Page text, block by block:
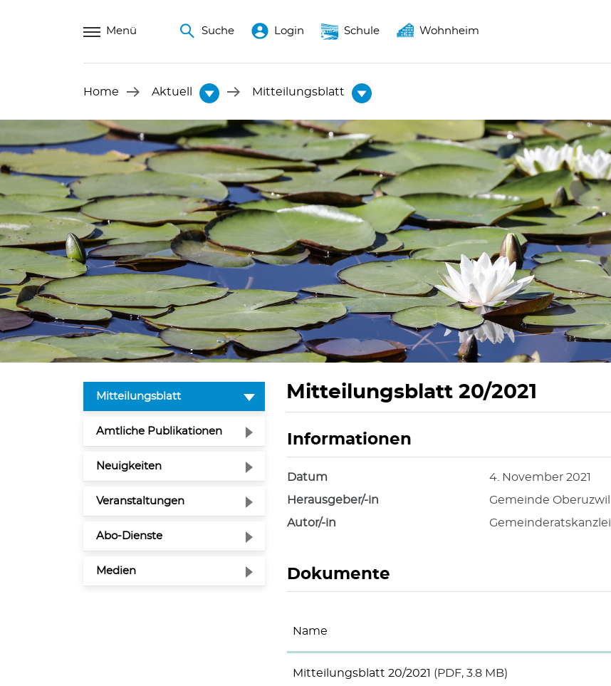
Menü Suche Login Schule Wohnheim
Home Aktuell Mitteilungsblatt
Mitteilungsblatt(ausgewählt)
Amtliche Publikationen
Neuigkeiten
Veranstaltungen
Abo-Dienste
Medien
Mitteilungsblatt 20/2021
Informationen
Datum
4. November 2021
Herausgeber/-in
Gemeinde Oberuzwil
Autor/-in
Gemeinderatskanzlei
Dokumente
Name
Mitteilungsblatt 20/2021 (PDF, 3.8 MB)
Zugehörige Objekte